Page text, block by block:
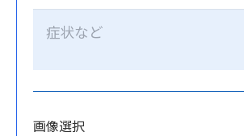
画像選択